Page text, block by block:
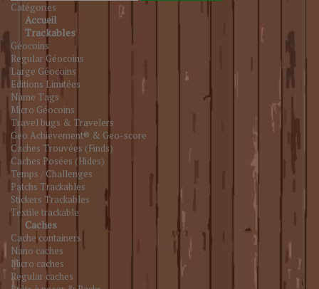
Catégories
Accueil
Trackables
Géocoins
Regular Géocoins
Large Géocoins
Editions Limitées
Name Tags
Micro Géocoins
Travel bugs & Travelers
Geo Achievement® & Geo-score
Caches Trouvées (Finds)
Caches Posées (Hides)
Temps / Challenges
Patchs Trackables
Stickers Trackables
Textile trackable
Caches
Cache containers
Nano caches
Micro caches
Regular caches